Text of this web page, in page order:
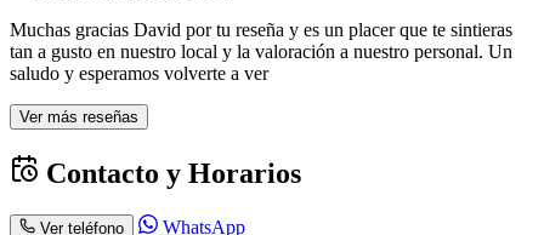
Muchas gracias David por tu reseña y es un placer que te sintieras
tan a gusto en nuestro local y la valoración a nuestro personal. Un
saludo y esperamos volverte a ver
Ver más reseñas
Contacto y Horarios
Ver teléfono
WhatsApp